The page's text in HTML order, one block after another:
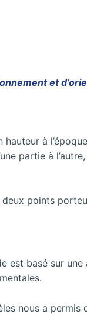
et
à
partie à
points
est basé sur
nous a permis